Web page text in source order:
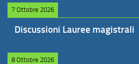
7 Ottobre 2026
Discussioni Lauree magistrali
8 Ottobre 2026